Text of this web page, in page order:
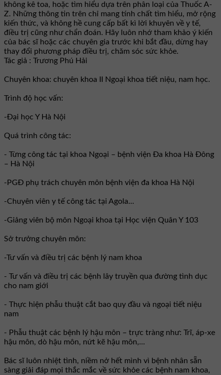
không kê toa, hoặc tìm hiểu dựa trên phân loại của Thuốc A-
Z. Những thông tin trên chỉ mang tính chất tìm hiểu, mở rộng
kiến thức, và không hề cung cấp bất kì lời khuyên về y tế,
điều trị cũng như chẩn đoán. Hãy luôn nhớ tham khảo ý kiến
của bác sĩ hoặc các chuyên gia trước khi bắt đầu, dừng hay
thay đổi phương pháp điều trị, chăm sóc sức khỏe.
Tác giả : Trương Phú Hải
Chuyên khoa: chuyên khoa II Ngoại khoa tiết niệu, nam học.
Trình độ học vấn:
-Đại học Y Hà Nội
Quá trình công tác:
- Từng công tác tại khoa Ngoại – bệnh viện Đa khoa Hà Đông
– Hà Nội
-PGĐ phụ trách chuyên môn bệnh viện đa khoa Hà Nội
-Chuyên viên y tế công tác tại Agola...
-Giảng viên bộ môn Ngoại khoa tại Học viện Quân Y 103
Sở trưởng chuyên môn:
-Tư vấn và điều trị các bệnh lý nam khoa
- Tư vấn và điều trị các bệnh lây truyền qua đường tình dục
cho nam giới
- Thực hiện phẫu thuật cắt bao quy đầu và ngoại tiết niệu
nam
- Phẫu thuật các bệnh lý hậu môn – trực tràng như: Trĩ, áp-xe
hậu môn, dò hậu môn, nứt kẽ hậu môn,...
Bác sĩ luôn nhiệt tình, niềm nở hết mình vì bệnh nhân sẵn
sàng giải đáp mọi thắc mắc về sức khỏe các bệnh nam khoa,